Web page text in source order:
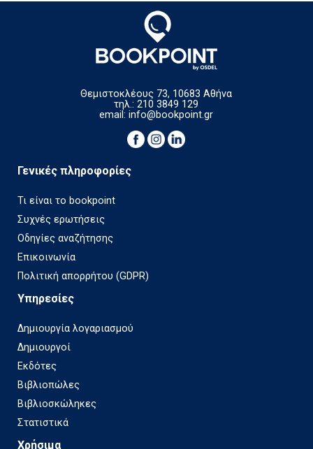
Θεμιστοκλέους 73, 10683 Αθήνα
τηλ.: 210 3849 129
email:info@bookpoint.gr
Γενικές πληροφορίες
Τι είναι το bookpoint
Συχνές ερωτήσεις
Οδηγίες αναζήτησης
Επικοινωνία
Πολιτική απορρήτου (GDPR)
Υπηρεσίες
Δημιουργία λογαριασμού
Δημιουργοί
Εκδότες
Βιβλιοπώλες
Βιβλιοσκώληκες
Στατιστικά
Χρήσιμα